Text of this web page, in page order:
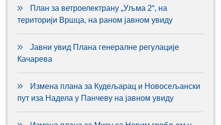
План за ветроелектрану „Уљма 2“, на
територији Вршца, на раном јавном увиду
Јавни увид Плана генералне регулације
Качарева
Измена плана за Кудељарац и Новосељански
пут иза Надела у Панчеву на јавном увиду